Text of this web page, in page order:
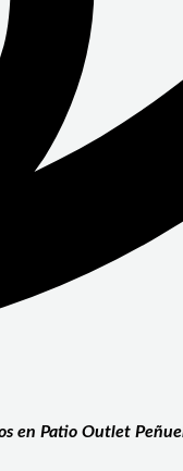
en Patio Outlet